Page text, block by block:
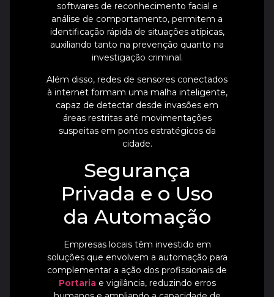
softwares de reconhecimento facial e
análise de comportamento, permitem a
identificação rápida de situações atípicas,
auxiliando tanto na prevenção quanto na
investigação criminal.
Além disso, redes de sensores conectados
à internet formam uma malha inteligente,
capaz de detectar desde invasões em
áreas restritas até movimentações
suspeitas em pontos estratégicos da
cidade.
Segurança
Privada e o Uso
da Automação
Empresas locais têm investido em
soluções que envolvem a automação para
complementar a ação dos profissionais de
Portariae vigilância, reduzindo erros